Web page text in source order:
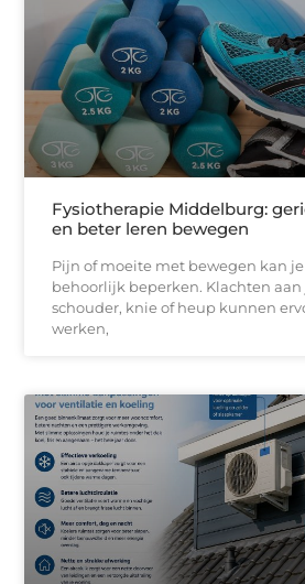
Fysiotherapie Middelburg:
en beter leren bewegen
Pijn of moeite met bewegen kan
behoorlijk beperken. Klachten aan
schouder, knie of heup kunnen
werken,